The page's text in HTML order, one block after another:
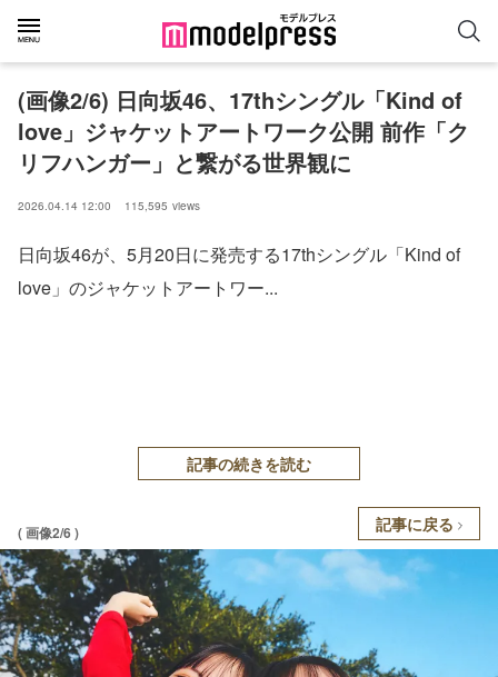
(画像2/6) 日向坂46、17thシングル「Kind of
love」ジャケットアートワーク公開 前作「ク
リフハンガー」と繋がる世界観に
2026.04.14 12:00 115,595 views
日向坂46が、5月20日に発売する17thシングル「Kind of
love」のジャケットアートワー...
記事の続きを読む
( 画像2/6 ) 記事に戻る